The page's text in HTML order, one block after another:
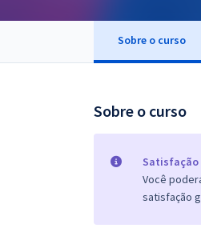
Questões grátis
Sobre o curso
Sobre o curso
Satisfação
Você
satisfação